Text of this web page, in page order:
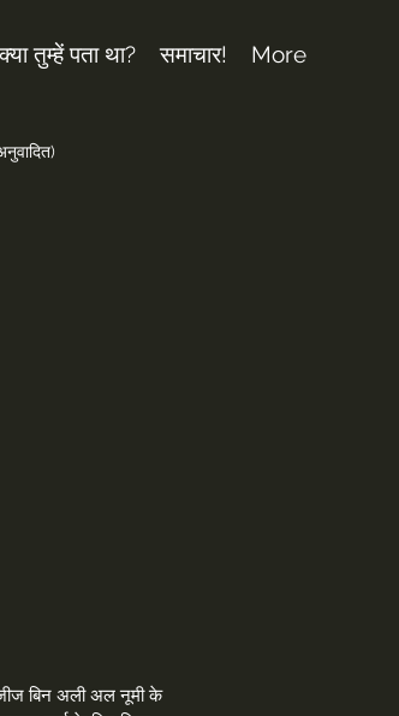
क्या तुम्हें पता था? समाचार! More
बिन अली अल नूमी के